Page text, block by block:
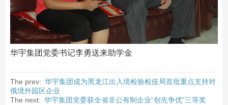
华宇集团党委书记李勇送来助学金
The prev: 华宇集团成为黑龙江出入境检验检疫局首批重点支持对
俄境外园区企业
The next: 华宇集团党委获全省非公有制企业“创先争优”三等奖